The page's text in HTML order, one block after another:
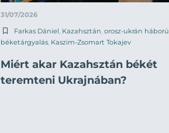
31/07/2026
Farkas Dániel Kazahsztán orosz-ukrán háború
béketárgyalás Kaszim-Zsomart Tokajev
Miért akar Kazahsztán békét
teremteni Ukrajnában?